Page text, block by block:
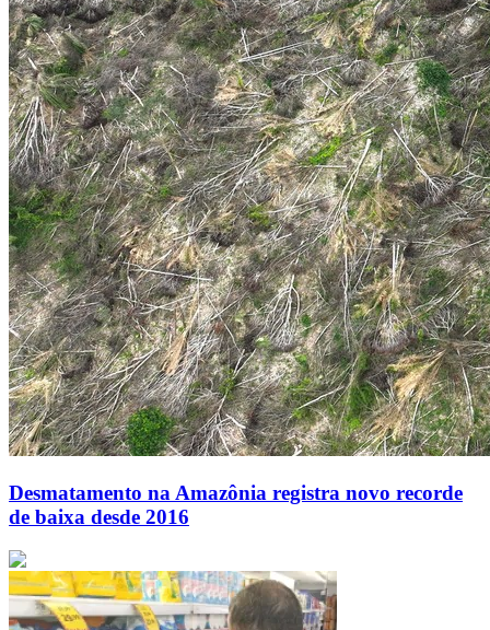
Desmatamento na Amazônia registra novo recorde
de baixa desde 2016